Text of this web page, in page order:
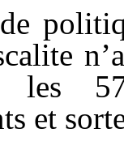
les
et